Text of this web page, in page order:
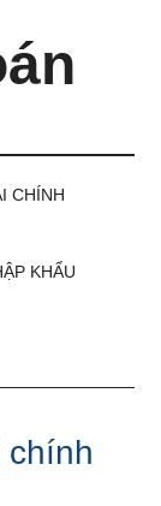
CHÍNH
KHẨU
chính